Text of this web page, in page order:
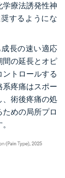
療法誘発性神
するようにな
成長の速い適応
間の延長とオピ
トロールする
疼痛はスポー
、術後疼痛の処
めの局所プロ